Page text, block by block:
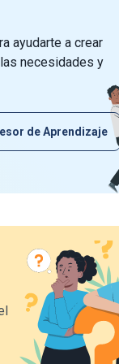
ayudarte a crear
necesidades y
de Aprendizaje